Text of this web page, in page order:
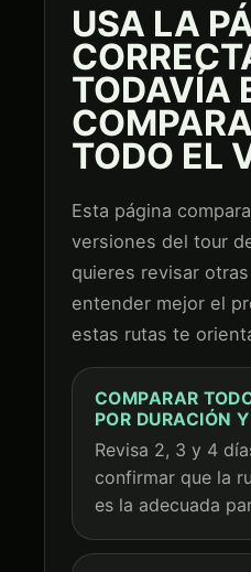
USA LA
TODAVÍA
TODO EL
Esta página
versiones del tour
quieres revisar
entender mejor el
estas rutas te
COMPARAR
POR DURACIÓN
Revisa 2, 3 y 4
confirmar que la
es la adecuada